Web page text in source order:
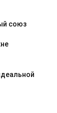
союз